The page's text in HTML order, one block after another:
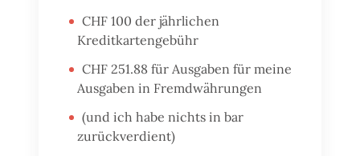
CHF 100 der jährlichen
Kreditkartengebühr
CHF 251.88 für Ausgaben für meine
Ausgaben in Fremdwährungen
(und ich habe nichts in bar
zurückverdient)